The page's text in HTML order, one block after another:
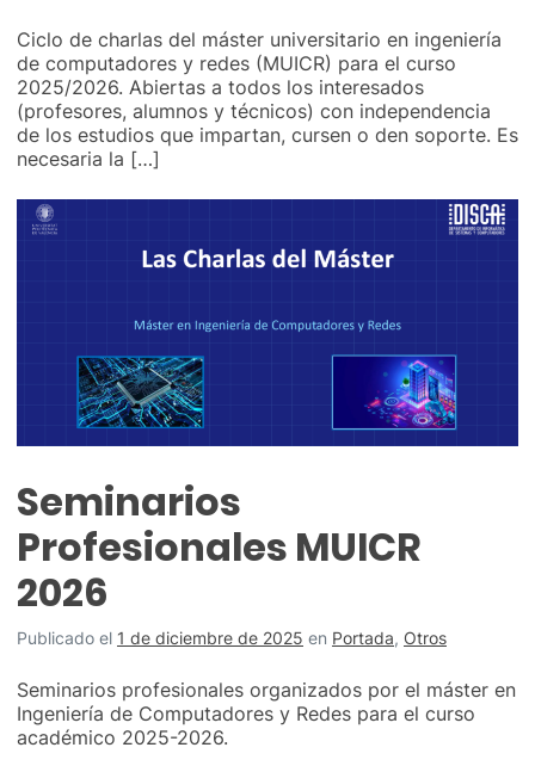
Ciclo de charlas del máster universitario en ingeniería
de computadores y redes (MUICR) para el curso
2025/2026. Abiertas a todos los interesados
(profesores, alumnos y técnicos) con independencia
de los estudios que impartan, cursen o den soporte. Es
necesaria la […]
Seminarios
Profesionales MUICR
2026
Publicado el 1 de diciembre de 2025 en Portada, Otros
Seminarios profesionales organizados por el máster en
Ingeniería de Computadores y Redes para el curso
académico 2025-2026.